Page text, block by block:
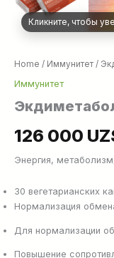
Кликните, чтобы
Home / Иммунитет /
Иммунитет
126 000
Энергия,
30 вегетарианских
Нормализация
Для нормализации
Повышение